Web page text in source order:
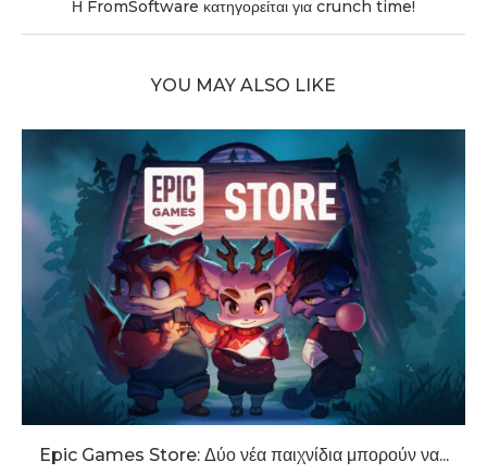
Η FromSoftware κατηγορείται για crunch time!
YOU MAY ALSO LIKE
Epic Games Store: Δύο νέα παιχνίδια μπορούν να...